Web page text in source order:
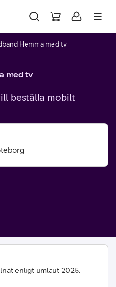
Hemma med tv
med tv
beställa mobilt
enligt umlaut 2025.